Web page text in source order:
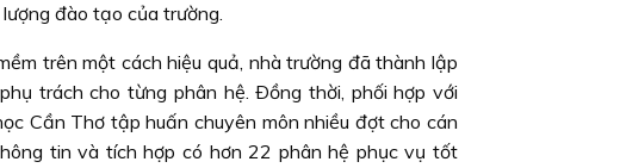
đào tạo của trường.
trên một cách hiệu quả, nhà trường đã thành lập
trách cho từng phân hệ. Ðồng thời, phối hợp với
Cần Thơ tập huấn chuyên môn nhiều đợt cho cán
tin và tích hợp có hơn 22 phân hệ phục vụ tốt